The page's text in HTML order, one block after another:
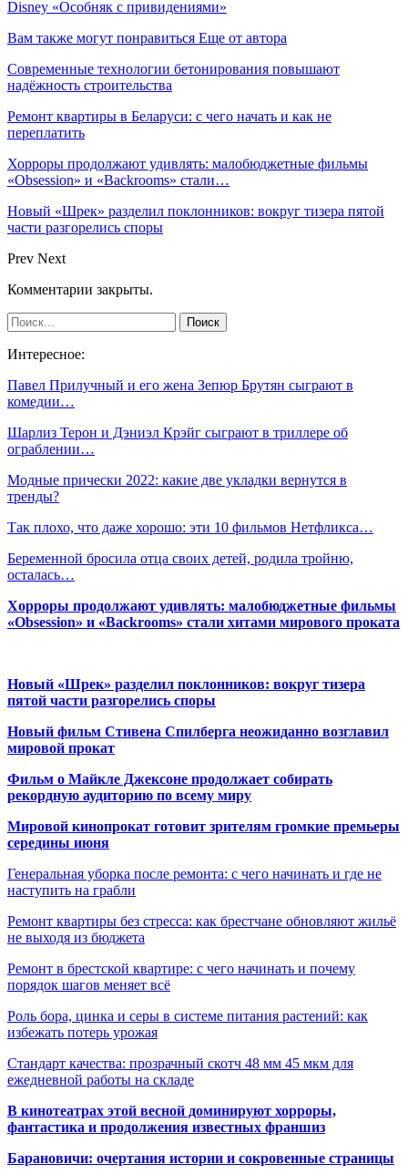
Disney «Особняк с привидениями»
Вам также могут понравиться Еще от автора
Современные технологии бетонирования повышают
надёжность строительства
Ремонт квартиры в Беларуси: с чего начать и как не
переплатить
Хорроры продолжают удивлять: малобюджетные фильмы
«Obsession» и «Backrooms» стали…
Новый «Шрек» разделил поклонников: вокруг тизера пятой
части разгорелись споры
Prev Next
Комментарии закрыты.
Интересное:
Павел Прилучный и его жена Зепюр Брутян сыграют в
комедии…
Шарлиз Терон и Дэниэл Крэйг сыграют в триллере об
ограблении…
Модные прически 2022: какие две укладки вернутся в
тренды?
Так плохо, что даже хорошо: эти 10 фильмов Нетфликса…
Беременной бросила отца своих детей, родила тройню,
осталась…
Хорроры продолжают удивлять: малобюджетные фильмы
«Obsession» и «Backrooms» стали хитами мирового проката
Новый «Шрек» разделил поклонников: вокруг тизера
пятой части разгорелись споры
Новый фильм Стивена Спилберга неожиданно возглавил
мировой прокат
Фильм о Майкле Джексоне продолжает собирать
рекордную аудиторию по всему миру
Мировой кинопрокат готовит зрителям громкие премьеры
середины июня
Генеральная уборка после ремонта: с чего начинать и где не
наступить на грабли
Ремонт квартиры без стресса: как брестчане обновляют жильё
не выходя из бюджета
Ремонт в брестской квартире: с чего начинать и почему
порядок шагов меняет всё
Роль бора, цинка и серы в системе питания растений: как
избежать потерь урожая
Стандарт качества: прозрачный скотч 48 мм 45 мкм для
ежедневной работы на складе
В кинотеатрах этой весной доминируют хорроры,
фантастика и продолжения известных франшиз
Барановичи: очертания истории и сокровенные страницы